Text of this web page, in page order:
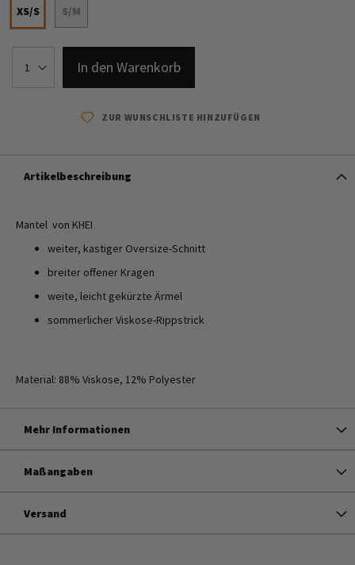
XS/S S/M
In den Warenkorb
ZUR WUNSCHLISTE HINZUFÜGEN
Artikelbeschreibung
Mantel von KHEI
weiter, kastiger Oversize-Schnitt
breiter offener Kragen
weite, leicht gekürzte Ärmel
sommerlicher Viskose-Rippstrick
Material: 88% Viskose, 12% Polyester
Mehr Informationen
Maßangaben
Versand